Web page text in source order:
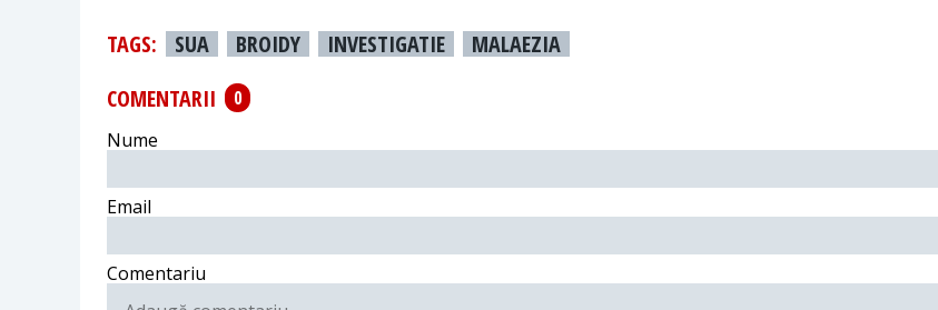
TAGS: SUA BROIDY INVESTIGATIE
MALAEZIA
COMENTARII
0
Nume
Email
Comentariu